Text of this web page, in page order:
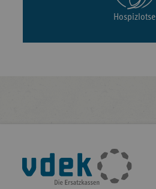
Hospizlotse
Fußleisten-
Navigation